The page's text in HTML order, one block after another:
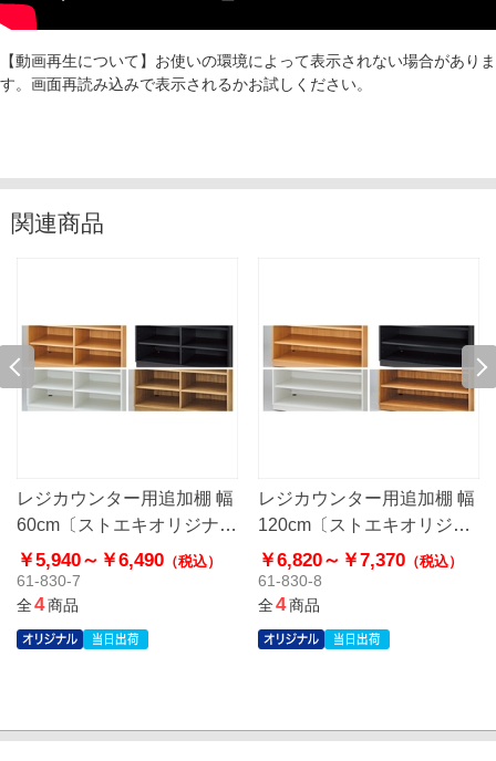
【動画再生について】お使いの環境によって表示されない場合がありま
す。画面再読み込みで表示されるかお試しください。
関連商品
レジカウンター用追加棚 幅
60cm〔ストエキオリジナ
ル〕
￥5,940～ ￥6,490 （税込）
61-830-7
全4商品
レジカウンター用追加棚 幅
120cm〔ストエキオリジナ
ル〕
￥6,820～ ￥7,370 （税込）
61-830-8
全4商品